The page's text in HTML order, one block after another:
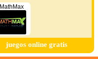
MathMax
juegos online gratis